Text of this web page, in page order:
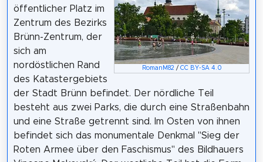
RomanM82 / CC BY-SA 4.0
öffentlicher Platz im
Zentrum des Bezirks
Brünn-Zentrum, der
sich am
nordöstlichen Rand
des Katastergebiets
der Stadt Brünn befindet. Der nördliche Teil
besteht aus zwei Parks, die durch eine Straßenbahn
und eine Straße getrennt sind. Im Osten von ihnen
befindet sich das monumentale Denkmal "Sieg der
Roten Armee über den Faschismus" des Bildhauers